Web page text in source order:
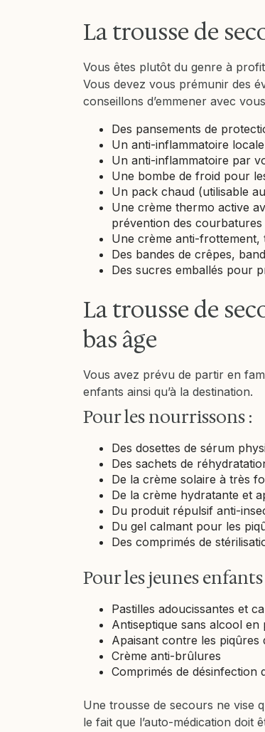
La trousse de
Vous êtes plutôt du genre à
Vous devez vous prémunir des
conseillons d’emmener avec
Des pansements de
Un anti-inflammatoire
Un anti-inflammatoire par
Une bombe de froid pour
Un pack chaud (utilisable
Une crème thermo active
prévention des courbatures
Une crème anti-frottement,
Des bandes de crêpes,
Des sucres emballés pour
La trousse de
bas âge
Vous avez prévu de partir en
enfants ainsi qu’à la destination.
Pour les nourrissons :
Des dosettes de sérum
Des sachets de
De la crème solaire à très
De la crème hydratante et
Du produit répulsif anti-
Du gel calmant pour les
Des comprimés de
Pour les jeunes enfants
Pastilles adoucissantes et
Antiseptique sans alcool
Apaisant contre les piqûres
Crème anti-brûlures
Comprimés de désinfection
Une trousse de secours ne vise
le fait que l’auto-médication doit